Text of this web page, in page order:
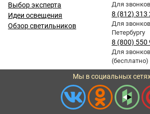
Выбор эксперта
Идеи освещения
Обзор светильников
Для
8 (812) 313
Для
Петербургу
8 (800) 550
Для
(бесплатно)
Мы в социальных